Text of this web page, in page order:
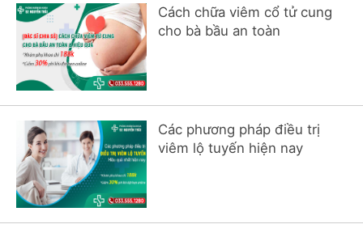
Cách chữa viêm cổ tử cung
cho bà bầu an toàn
Các phương pháp điều trị
viêm lộ tuyến hiện nay